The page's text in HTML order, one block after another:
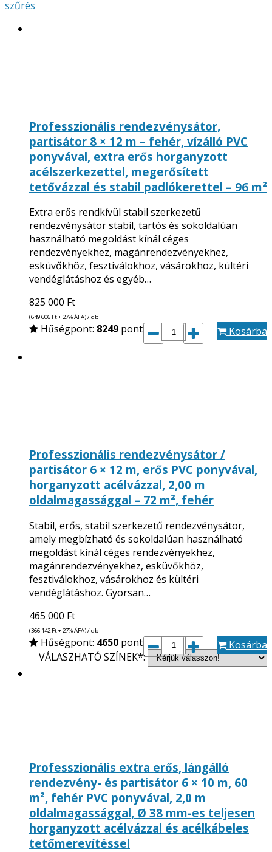
szűrés
Professzionális rendezvénysátor,
partisátor 8 × 12 m – fehér, vízálló PVC
ponyvával, extra erős horganyzott
acélszerkezettel, megerősített
tetővázzal és stabil padlókerettel – 96 m²
Extra erős rendkívül stabil szerkezetű
rendezvénysátor stabil, tartós és sokoldalúan
használható megoldást kínál céges
rendezvényekhez, magánrendezvényekhez,
esküvőkhöz, fesztiválokhoz, vásárokhoz, kültéri
vendéglátáshoz és egyéb…
825 000 Ft
(649 606 Ft+ 27% ÁFA) / db
Hűségpont: 8249 pont Kosárba
Professzionális rendezvénysátor /
partisátor 6 × 12 m, erős PVC ponyvával,
horganyzott acélvázzal, 2,00 m
oldalmagassággal – 72 m², fehér
Stabil, erős, stabil szerkezetű rendezvénysátor,
amely megbízható és sokoldalúan használható
megoldást kínál céges rendezvényekhez,
magánrendezvényekhez, esküvőkhöz,
fesztiválokhoz, vásárokhoz és kültéri
vendéglátáshoz. Gyorsan…
465 000 Ft
(366 142Ft+ 27% ÁFA) / db
Hűségpont: 4650 pont
VÁLASZHATÓ SZÍNEK*:
Kosárba
Professzionális extra erős, lángálló
rendezvény- és partisátor 6 × 10 m, 60
m², fehér PVC ponyvával, 2,0 m
oldalmagassággal, Ø 38 mm-es teljesen
horganyzott acélvázzal és acélkábeles
tetőmerevítéssel